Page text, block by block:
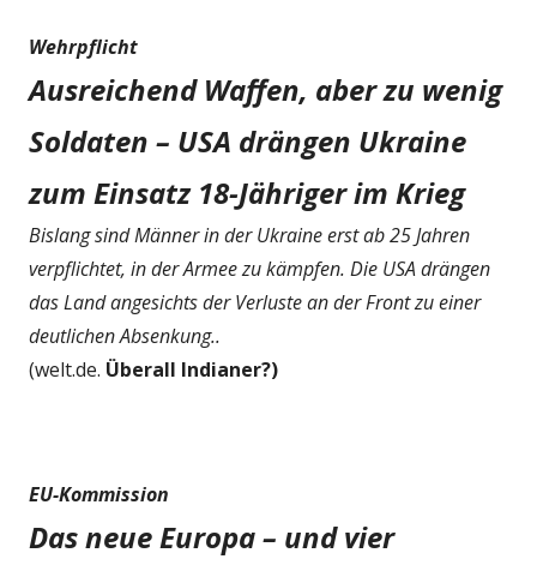
Wehrpflicht
Ausreichend Waffen, aber zu wenig
Soldaten – USA drängen Ukraine
zum Einsatz 18-Jähriger im Krieg
Bislang sind Männer in der Ukraine erst ab 25 Jahren
verpflichtet, in der Armee zu kämpfen. Die USA drängen
das Land angesichts der Verluste an der Front zu einer
deutlichen Absenkung..
(welt.de. Überall Indianer?)
EU-Kommission
Das neue Europa – und vier